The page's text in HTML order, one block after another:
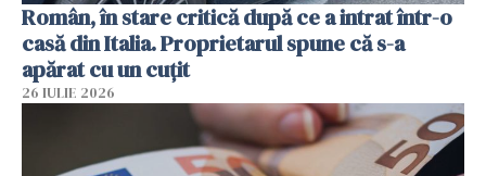
Român, în stare critică după ce a intrat într-o
casă din Italia. Proprietarul spune că s-a
apărat cu un cuțit
26 IULIE 2026